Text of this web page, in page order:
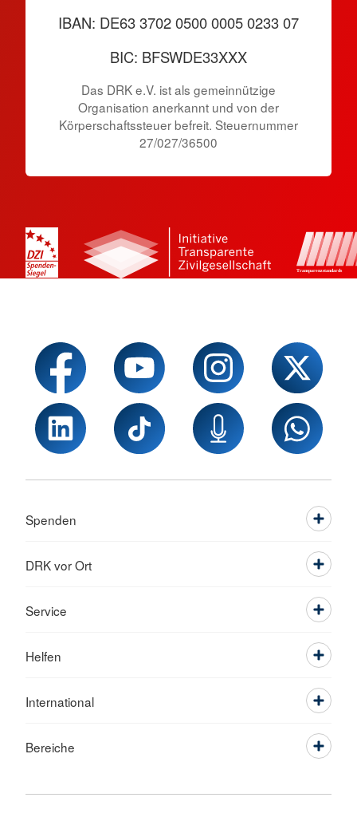
IBAN: DE63 3702 0500 0005 0233 07
BIC: BFSWDE33XXX
Das DRK e.V. ist als gemeinnützige
Organisation anerkannt und von der
Körperschaftssteuer befreit. Steuernummer
27/027/36500
Spenden
DRK vor Ort
Service
Helfen
International
Bereiche